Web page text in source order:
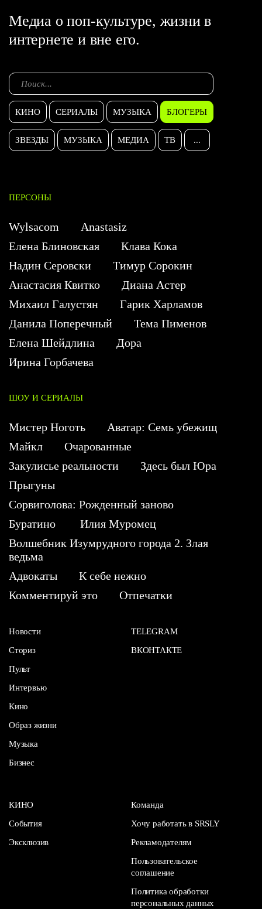
Медиа о поп-культуре, жизни в
интернете и вне его.
КИНО СЕРИАЛЫ МУЗЫКА БЛОГЕРЫ
ЗВЕЗДЫ МУЗЫКА МЕДИА ТВ ...
ПЕРСОНЫ
Wylsacom
Anastasiz
Елена Блиновская
Клава Кока
Надин Серовски
Тимур Сорокин
Анастасия Квитко
Диана Астер
Михаил Галустян
Гарик Харламов
Данила Поперечный
Тема Пименов
Елена Шейдлина
Дора
Ирина Горбачева
ШОУ И СЕРИАЛЫ
Мистер Ноготь
Аватар: Семь убежищ
Майкл
Очарованные
Закулисье реальности
Здесь был Юра
Прыгуны
Сорвиголова: Рожденный заново
Буратино
Илия Муромец
Волшебник Изумрудного города 2. Злая
ведьма
Адвокаты
К себе нежно
Комментируй это
Отпечатки
Новости
Сториз
Пульт
Интервью
Кино
Образ жизни
Музыка
Бизнес
TELEGRAM
ВКОНТАКТЕ
КИНО
События
Эксклюзив
Команда
Хочу работать в SRSLY
Рекламодателям
Пользовательское
соглашение
Политика обработки
персональных данных